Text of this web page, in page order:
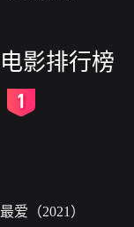
电影排行榜
最爱（2021）